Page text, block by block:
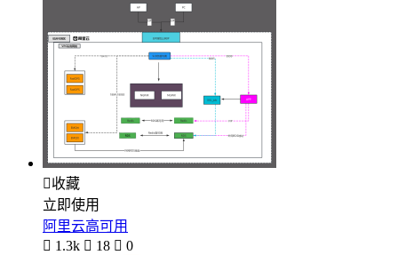
收藏
立即使用
阿里云高可用
 1.3k  18  0